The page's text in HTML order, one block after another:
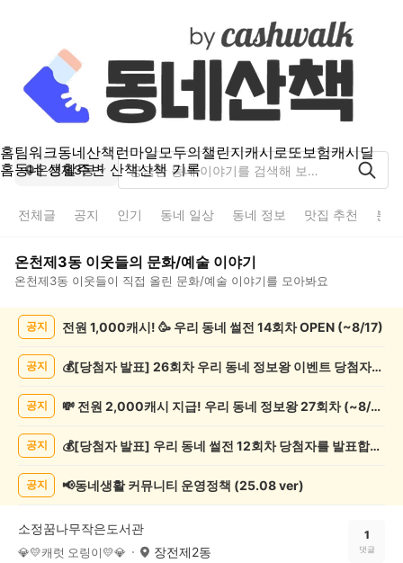
홈팀워크동네산책 런마일모두의챌린지캐시로또보험캐시딜
홈동네 생활주변 산책산책 기록
온천제3동
전체글 공지 인기 동네 일상 동네 정보 맛집 추천 분
온천제3동 이웃들의 문화/예술 이야기
온천제3동 이웃들이 직접 올린 문화/예술 이야기를 모아봐요
화/
글
공지 전원 1,000캐시! 🥳 우리 동네 썰전 14회차 OPEN (~8/17)
공지 💰[당첨자 발표] 26회차 우리 동네 정보왕 이벤트 당첨자를 발표합니다!
공지 💸 전원 2,000캐시 지급! 우리 동네 정보왕 27회차 (~8/10)
공지 💰[당첨자 발표] 우리 동네 썰전 12회차 당첨자를 발표합니다!
공지 📢동네생활 커뮤니티 운영정책 (25.08 ver)
소정꿈나무작은도서관
💎💛캐럿 오링이💛💎 장전제2동
1
댓글